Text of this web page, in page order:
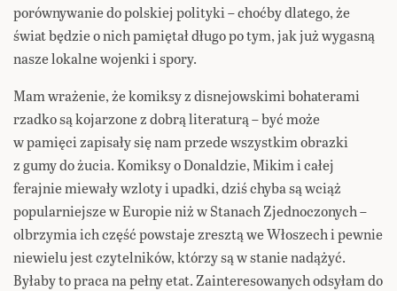
porównywanie do polskiej polityki – choćby dlatego, że
świat będzie o nich pamiętał długo po tym, jak już wygasną
nasze lokalne wojenki i spory.
Mam wrażenie, że komiksy z disnejowskimi bohaterami
rzadko są kojarzone z dobrą literaturą – być może
w pamięci zapisały się nam przede wszystkim obrazki
z gumy do żucia. Komiksy o Donaldzie, Mikim i całej
ferajnie miewały wzloty i upadki, dziś chyba są wciąż
popularniejsze w Europie niż w Stanach Zjednoczonych –
olbrzymia ich część powstaje zresztą we Włoszech i pewnie
niewielu jest czytelników, którzy są w stanie nadążyć.
Byłaby to praca na pełny etat. Zainteresowanych odsyłam do